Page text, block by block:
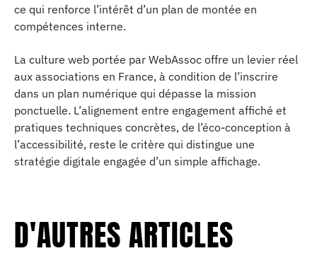
ce qui renforce l’intérêt d’un plan de montée en
compétences interne.
La culture web portée par WebAssoc offre un levier réel
aux associations en France, à condition de l’inscrire
dans un plan numérique qui dépasse la mission
ponctuelle. L’alignement entre engagement affiché et
pratiques techniques concrètes, de l’éco-conception à
l’accessibilité, reste le critère qui distingue une
stratégie digitale engagée d’un simple affichage.
D'AUTRES ARTICLES